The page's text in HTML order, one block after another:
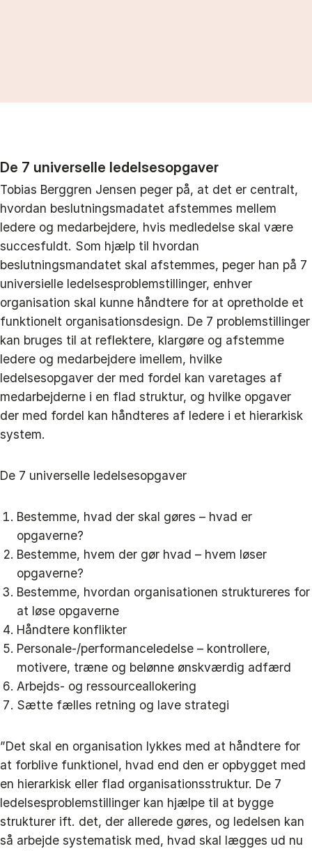
De 7 universelle ledelsesopgaver
Tobias Berggren Jensen peger på, at det er centralt,
hvordan beslutningsmadatet afstemmes mellem
ledere og medarbejdere, hvis medledelse skal være
succesfuldt. Som hjælp til hvordan
beslutningsmandatet skal afstemmes, peger han på 7
universielle ledelsesproblemstillinger, enhver
organisation skal kunne håndtere for at opretholde et
funktionelt organisationsdesign. De 7 problemstillinger
kan bruges til at reflektere, klargøre og afstemme
ledere og medarbejdere imellem, hvilke
ledelsesopgaver der med fordel kan varetages af
medarbejderne i en flad struktur, og hvilke opgaver
der med fordel kan håndteres af ledere i et hierarkisk
system.
De 7 universelle ledelsesopgaver
Bestemme, hvad der skal gøres – hvad er
opgaverne?
Bestemme, hvem der gør hvad – hvem løser
opgaverne?
Bestemme, hvordan organisationen struktureres for
at løse opgaverne
Håndtere konflikter
Personale-/performanceledelse – kontrollere,
motivere, træne og belønne ønskværdig adfærd
Arbejds- og ressourceallokering
Sætte fælles retning og lave strategi
”Det skal en organisation lykkes med at håndtere for
at forblive funktionel, hvad end den er opbygget med
en hierarkisk eller flad organisationsstruktur. De 7
ledelsesproblemstillinger kan hjælpe til at bygge
strukturer ift. det, der allerede gøres, og ledelsen kan
så arbejde systematisk med, hvad skal lægges ud nu